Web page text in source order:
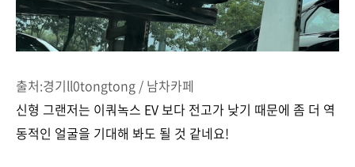
출처:경기ll0tongtong / 남차카페
신형 그랜저는 이쿼녹스 EV 보다 전고가 낮기 때문에 좀 더 역
동적인 얼굴을 기대해 봐도 될 것 같네요!